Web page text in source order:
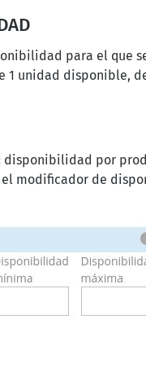
para el que
unidad disponible,
disponibilidad por
modificador de